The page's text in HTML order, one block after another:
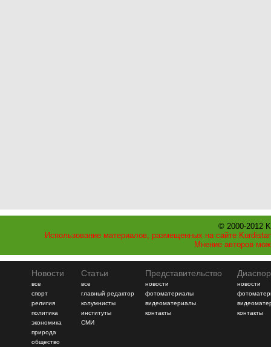
© 2000-2012
Использование материалов, размещенных на сайте
Мнение авторов
Новости
все
спорт
религия
политика
экономика
природа
общество
Статьи
все
главный редактор
колумнисты
институты
СМИ
Представительство
новости
фотоматериалы
видеоматериалы
контакты
новости
контакты